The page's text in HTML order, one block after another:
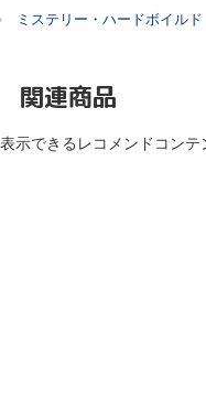
ミステリー・ハードボイルド
関連商品
表示できるレコメンドコンテ